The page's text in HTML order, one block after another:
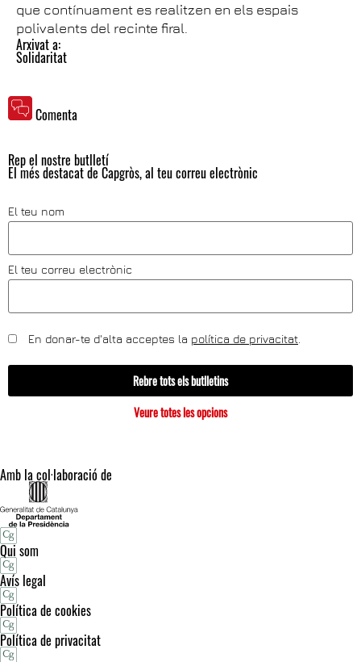
que contínuament es realitzen en els espais
polivalents del recinte firal.
Arxivat a:
Solidaritat
Comenta
Rep el nostre butlletí
El més destacat de Capgròs, al teu correu electrònic
El teu nom
El teu correu electrònic
En donar-te d'alta acceptes la política de privacitat
Rebre tots els butlletins
Veure totes les opcions
Amb la col·laboració de
Qui som
Avís legal
Política de cookies
Política de privacitat